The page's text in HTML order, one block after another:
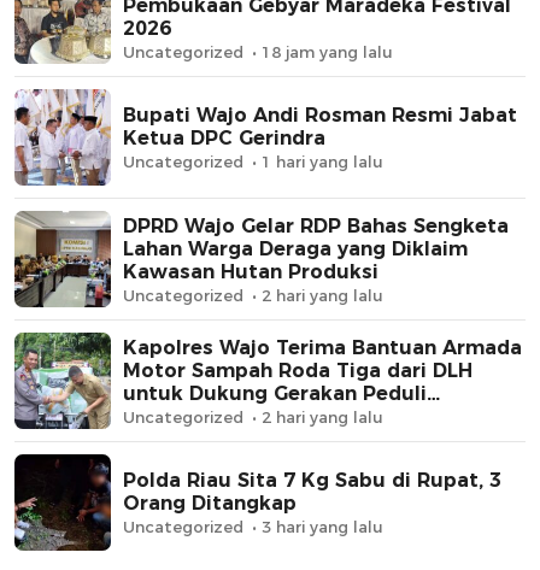
Pembukaan Gebyar Maradeka Festival
2026
Uncategorized 18 jam yang lalu
Bupati Wajo Andi Rosman Resmi Jabat
Ketua DPC Gerindra
Uncategorized 1 hari yang lalu
DPRD Wajo Gelar RDP Bahas Sengketa
Lahan Warga Deraga yang Diklaim
Kawasan Hutan Produksi
Uncategorized 2 hari yang lalu
Kapolres Wajo Terima Bantuan Armada
Motor Sampah Roda Tiga dari DLH
untuk Dukung Gerakan Peduli
Lingkungan
Uncategorized 2 hari yang lalu
Polda Riau Sita 7 Kg Sabu di Rupat, 3
Orang Ditangkap
Uncategorized 3 hari yang lalu